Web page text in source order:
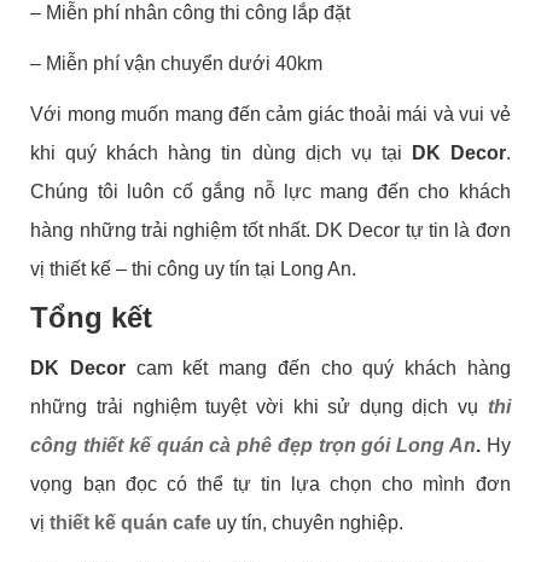
– Miễn phí nhân công thi công lắp đặt
– Miễn phí vận chuyển dưới 40km
Với mong muốn mang đến cảm giác thoải mái và vui vẻ
khi quý khách hàng tin dùng dịch vụ tại
DK Decor.
Chúng tôi luôn cố gắng nỗ lực mang đến cho khách
hàng những trải nghiệm tốt nhất. DK Decor tự tin là đơn
vị thiết kế – thi công uy tín tại Long An.
Tổng kết
DK Decor cam kết mang đến cho quý khách hàng
những trải nghiệm tuyệt vời khi sử dụng dịch vụ thi
công thiết kế quán cà phê đẹp trọn gói Long An.Hy
vọng bạn đọc có thể tự tin lựa chọn cho mình đơn
vị thiết kế quán cafe uy tín, chuyên nghiệp.